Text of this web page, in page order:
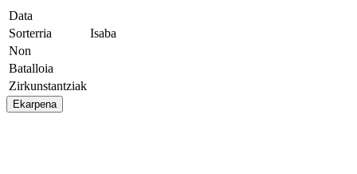
Data
Sorterria
Isaba
Non
Batalloia
Zirkunstantziak